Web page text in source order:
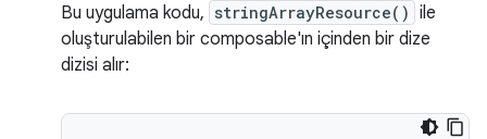
Bu uygulama kodu, stringArrayResource() ile
oluşturulabilen bir composable'ın içinden bir dize
dizisi alır: